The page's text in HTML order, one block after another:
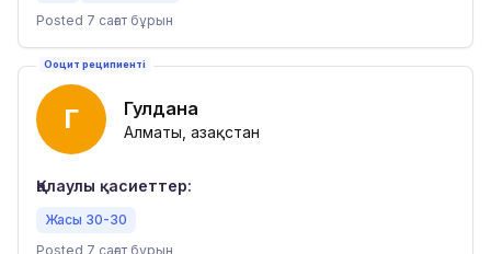
Posted 7 сағат бұрын
Ооцит реципиенті
Г Гулдана
Алматы, Қазақстан
Қалаулы қасиеттер:
Жасы 30-30
Posted 7 сағат бұрын